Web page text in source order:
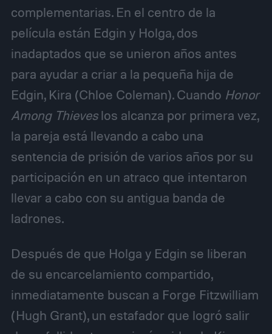
complementarias. En el centro de la
película están Edgin y Holga, dos
inadaptados que se unieron años antes
para ayudar a criar a la pequeña hija de
Edgin, Kira (Chloe Coleman). Cuando Honor
Among Thieveslos alcanza por primera vez,
la pareja está llevando a cabo una
sentencia de prisión de varios años por su
participación en un atraco que intentaron
llevar a cabo con su antigua banda de
ladrones.
Después de que Holga y Edgin se liberan
de su encarcelamiento compartido,
inmediatamente buscan a Forge Fitzwilliam
(Hugh Grant), un estafador que logró salir